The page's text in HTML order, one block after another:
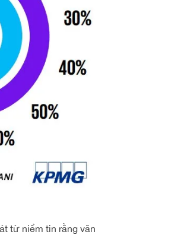
từ niềm tin rằng văn